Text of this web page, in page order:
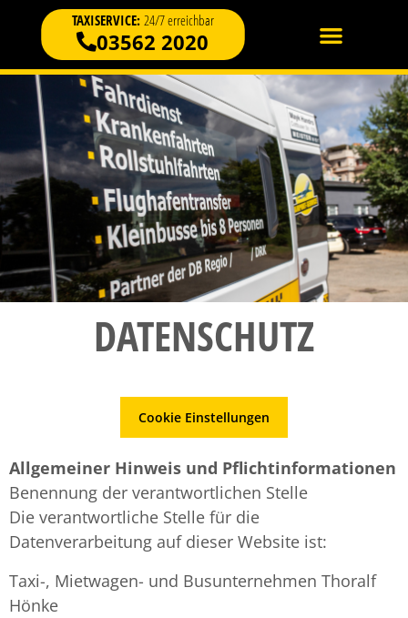
TAXISERVICE: 24/7 erreichbar
03562 2020
DATEN­SCHUTZ
Cookie Einstellungen
Allgemeiner Hinweis und Pflichtinformationen
Benennung der verantwortlichen Stelle
Die verantwortliche Stelle für die
Datenverarbeitung auf dieser Website ist:
Taxi-, Mietwagen- und Busunternehmen Thoralf
Hönke